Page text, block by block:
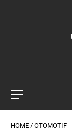
HOME / OTOMOTIF